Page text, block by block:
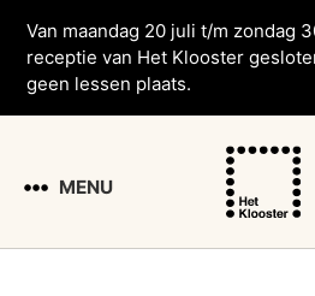
Van maandag 20 juli t/m zondag
receptie van Het Klooster
geen lessen plaats.
MENU